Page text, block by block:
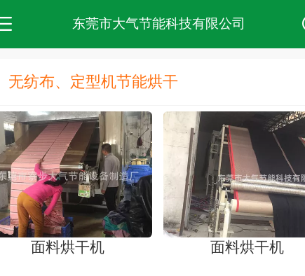
东莞市大气节能科技有限公司
无纺布、定型机节能烘干
面料烘干机 面料烘干机